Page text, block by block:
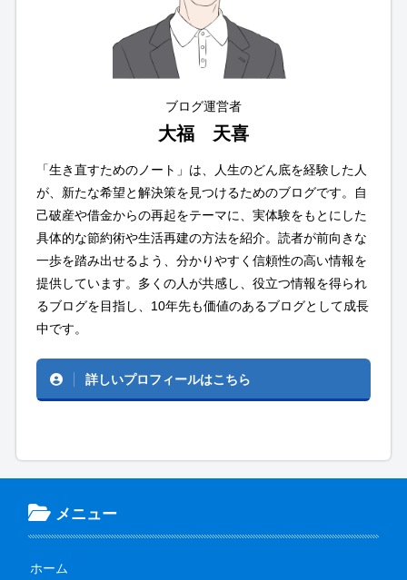
ブログ運営者
大福 天喜
「生き直すためのノート」は、人生のどん底を経験した人
が、新たな希望と解決策を見つけるためのブログです。自
己破産や借金からの再起をテーマに、実体験をもとにした
具体的な節約術や生活再建の方法を紹介。読者が前向きな
一歩を踏み出せるよう、分かりやすく信頼性の高い情報を
提供しています。多くの人が共感し、役立つ情報を得られ
るブログを目指し、10年先も価値のあるブログとして成長
中です。
詳しいプロフィールはこちら
メニュー
ホーム